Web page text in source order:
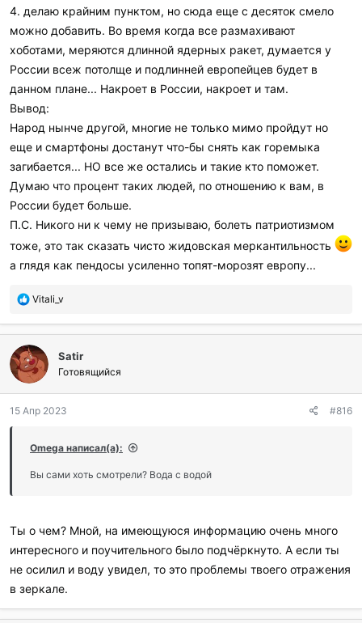
4. делаю крайним пунктом, но сюда еще с десяток смело
можно добавить. Во время когда все размахивают
хоботами, меряются длинной ядерных ракет, думается у
России всеж потолще и подлинней европейцев будет в
данном плане... Накроет в России, накроет и там.
Вывод:
Народ нынче другой, многие не только мимо пройдут но
еще и смартфоны достанут что-бы снять как горемыка
загибается... НО все же остались и такие кто поможет.
Думаю что процент таких людей, по отношению к вам, в
России будет больше.
П.С. Никого ни к чему не призываю, болеть патриотизмом
тоже, это так сказать чисто жидовская меркантильность
а глядя как пендосы усиленно топят-морозят европу...
П
б
л
а
г
о
а
и
и
Vitali_v
Satir
Готовящийся
15 Апр 2023 #816
Omega написал(а):
Вы сами хоть смотрели? Вода с водой
Ты о чем? Мной, на имеющуюся информацию очень много
интересного и поучительного было подчёркнуто. А если ты
не осилил и воду увидел, то это проблемы твоего отражения
в зеркале.